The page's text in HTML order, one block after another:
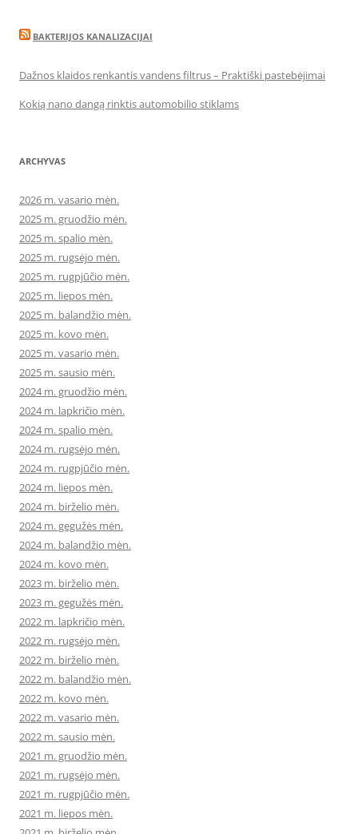
BAKTERIJOS KANALIZACIJAI
Dažnos klaidos renkantis vandens filtrus – Praktiški pastebėjimai
Kokią nano dangą rinktis automobilio stiklams
ARCHYVAS
2026 m. vasario mėn.
2025 m. gruodžio mėn.
2025 m. spalio mėn.
2025 m. rugsėjo mėn.
2025 m. rugpjūčio mėn.
2025 m. liepos mėn.
2025 m. balandžio mėn.
2025 m. kovo mėn.
2025 m. vasario mėn.
2025 m. sausio mėn.
2024 m. gruodžio mėn.
2024 m. lapkričio mėn.
2024 m. spalio mėn.
2024 m. rugsėjo mėn.
2024 m. rugpjūčio mėn.
2024 m. liepos mėn.
2024 m. birželio mėn.
2024 m. gegužės mėn.
2024 m. balandžio mėn.
2024 m. kovo mėn.
2023 m. birželio mėn.
2023 m. gegužės mėn.
2022 m. lapkričio mėn.
2022 m. rugsėjo mėn.
2022 m. birželio mėn.
2022 m. balandžio mėn.
2022 m. kovo mėn.
2022 m. vasario mėn.
2022 m. sausio mėn.
2021 m. gruodžio mėn.
2021 m. rugsėjo mėn.
2021 m. rugpjūčio mėn.
2021 m. liepos mėn.